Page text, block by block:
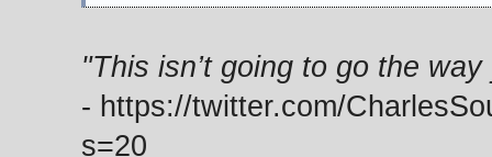
"This isn’t going to go the
- https://twitter.com/
s=20